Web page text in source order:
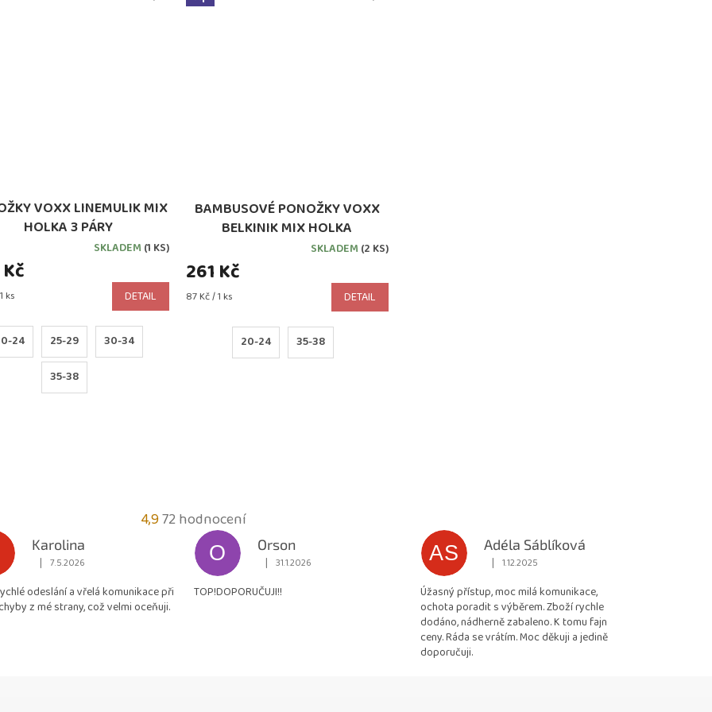
VOXX LINEMULIK MIX
HOLKA 3 PÁRY
SKLADEM (1 KS)
ks DETAIL
24 25-29 30-34
35-38
BAMBUSOVÉ PONOŽKY VOXX
BELKINIK MIX HOLKA
SKLADEM (2 KS)
261 Kč
Měrná
87 Kč / 1 ks DETAIL
20-24 35-38
4,9Průměrné
hodnocení
obchodu
4,9
z
72 hodnocení
Karolina
Hodnocení obchodu je 5 z 5 hvězdiček.
| 7.5.2026
odeslání a vřelá komunikace při
z mé strany, což velmi oceňuji.
O
Orson
Hodnocení obchodu je 5 z 5 hvězdiček.
| 31.1.2026
TOP!DOPORUČUJI!!
AS
Adéla Sáblíková
Hodnocení obchodu je 5 z 5 hvězdiček.
| 1.12.2025
Úžasný přístup, moc milá komunikace,
ochota poradit s výběrem. Zboží rychle
dodáno, nádherně zabaleno. K tomu fajn
ceny. Ráda se vrátím. Moc děkuji a jedině
doporučuji.